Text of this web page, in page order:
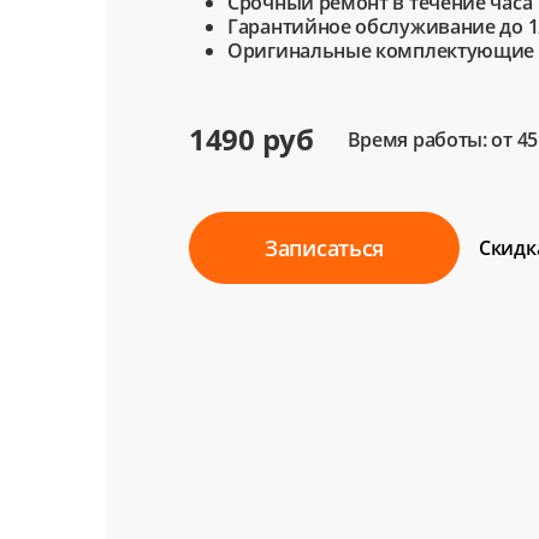
Гарантийное обслуживание до
Оригинальные комплектующие
1490 руб Время работы: от
Записаться